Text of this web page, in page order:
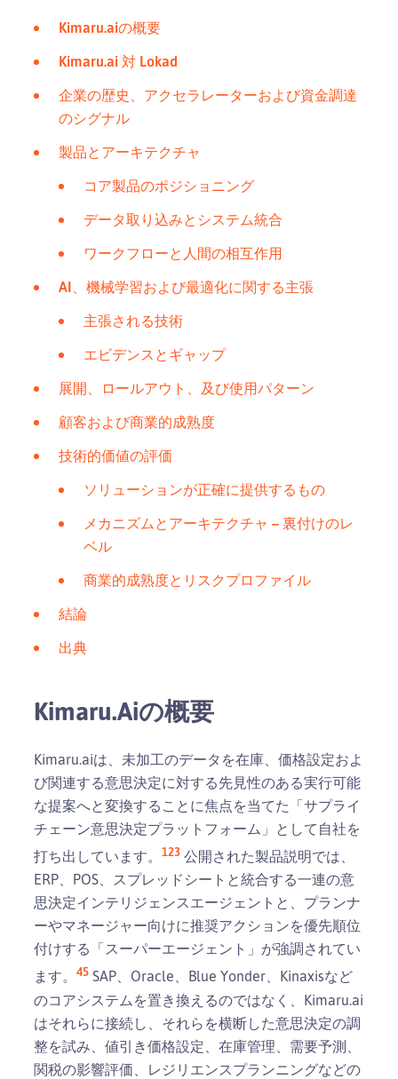
Kimaru.aiの概要
Kimaru.ai 対 Lokad
企業の歴史、アクセラレーターおよび資金調達
のシグナル
製品とアーキテクチャ
コア製品のポジショニング
データ取り込みとシステム統合
ワークフローと人間の相互作用
AI、機械学習および最適化に関する主張
主張される技術
エビデンスとギャップ
展開、ロールアウト、及び使用パターン
顧客および商業的成熟度
技術的価値の評価
ソリューションが正確に提供するもの
メカニズムとアーキテクチャ – 裏付けのレ
ベル
商業的成熟度とリスクプロファイル
結論
出典
Kimaru.aiの概要
Kimaru.aiは、未加工のデータを在庫、価格設定およ
び関連する意思決定に対する先見性のある実行可能
な提案へと変換することに焦点を当てた「サプライ
チェーン意思決定プラットフォーム」として自社を
打ち出しています。 123 公開された製品説明では、
ERP、POS、スプレッドシートと統合する一連の意
思決定インテリジェンスエージェントと、プランナ
ーやマネージャー向けに推奨アクションを優先順位
付けする「スーパーエージェント」が強調されてい
ます。 45 SAP、Oracle、Blue Yonder、Kinaxisなど
のコアシステムを置き換えるのではなく、Kimaru.ai
はそれらに接続し、それらを横断した意思決定の調
整を試み、値引き価格設定、在庫管理、需要予測、
関税の影響評価、レジリエンスプランニングなどの